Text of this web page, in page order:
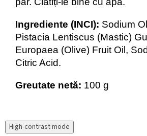
Ingrediente (INCI): Sodium
Pistacia Lentiscus (Mastic)
Europaea (Olive) Fruit Oil,
Citric Acid.
Greutate netă: 100 g
High-contrast mode